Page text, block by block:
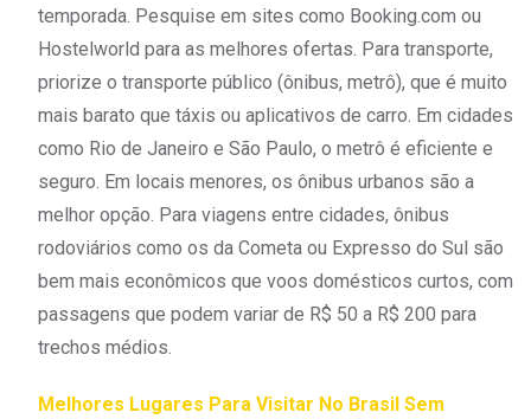
temporada. Pesquise em sites como Booking.com ou
Hostelworld para as melhores ofertas. Para transporte,
priorize o transporte público (ônibus, metrô), que é muito
mais barato que táxis ou aplicativos de carro. Em cidades
como Rio de Janeiro e São Paulo, o metrô é eficiente e
seguro. Em locais menores, os ônibus urbanos são a
melhor opção. Para viagens entre cidades, ônibus
rodoviários como os da Cometa ou Expresso do Sul são
bem mais econômicos que voos domésticos curtos, com
passagens que podem variar de R$ 50 a R$ 200 para
trechos médios.
Melhores Lugares Para Visitar No Brasil Sem